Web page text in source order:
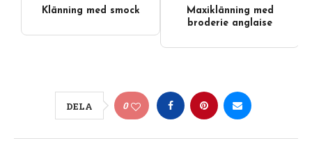
Klänning med smock
Maxiklänning med
broderie anglaise
DELA 0